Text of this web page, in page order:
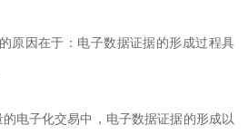
原因在于：电子数据证据的形成过程具
的电子化交易中，电子数据证据的形成以